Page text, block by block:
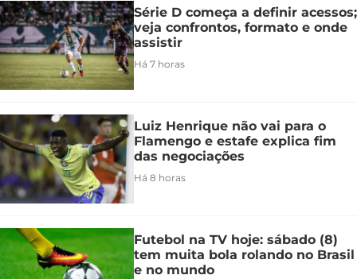
Série D começa a definir acessos;
veja confrontos, formato e onde
assistir
Há 7 horas
Luiz Henrique não vai para o
Flamengo e estafe explica fim
das negociações
Há 8 horas
Futebol na TV hoje: sábado (8)
tem muita bola rolando no Brasil
e no mundo